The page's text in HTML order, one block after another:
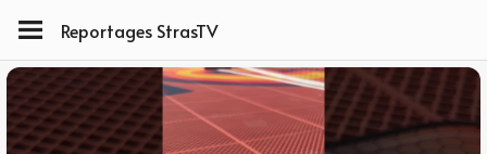
Reportages StrasTV